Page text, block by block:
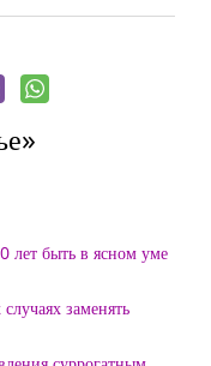
лет быть в ясном уме
заменять